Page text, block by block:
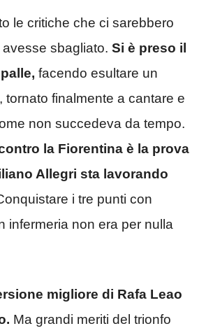
le critiche che ci sarebbero
sbagliato. Si è preso il
facendo esultare un
tornato finalmente a cantare e
non succedeva da tempo.
la Fiorentina è la prova
Allegri sta lavorando
i tre punti con
infermeria non era per nulla
migliore di Rafa Leao
Ma grandi meriti del trionfo